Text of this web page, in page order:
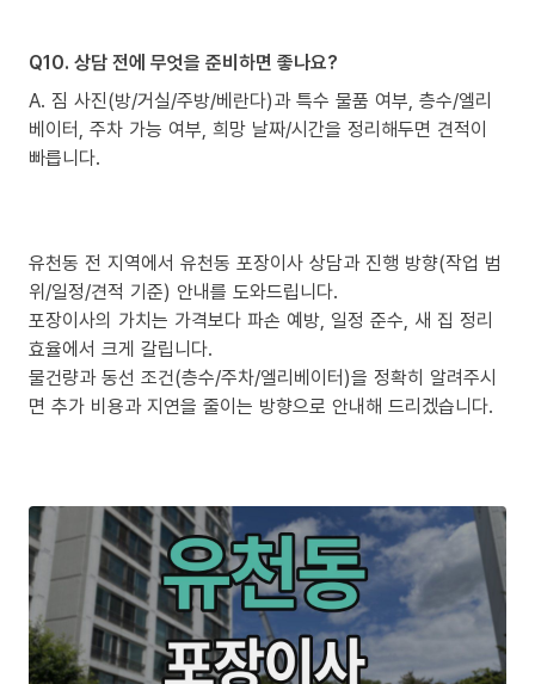
Q10. 상담 전에 무엇을 준비하면 좋나요?
A. 짐 사진(방/거실/주방/베란다)과 특수 물품 여부, 층수/엘리
베이터, 주차 가능 여부, 희망 날짜/시간을 정리해두면 견적이
빠릅니다.
유천동 전 지역에서 유천동 포장이사 상담과 진행 방향(작업 범
위/일정/견적 기준) 안내를 도와드립니다.
포장이사의 가치는 가격보다 파손 예방, 일정 준수, 새 집 정리
효율에서 크게 갈립니다.
물건량과 동선 조건(층수/주차/엘리베이터)을 정확히 알려주시
면 추가 비용과 지연을 줄이는 방향으로 안내해 드리겠습니다.